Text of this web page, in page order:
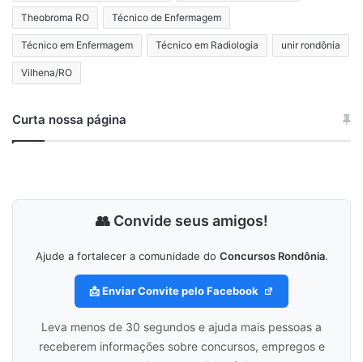
Theobroma RO Técnico de Enfermagem
Técnico em Enfermagem Técnico em Radiologia unir rondônia
Vilhena/RO
Curta nossa página
👥 Convide seus amigos!
Ajude a fortalecer a comunidade do Concursos Rondônia.
📩 Enviar Convite pelo Facebook
Leva menos de 30 segundos e ajuda mais pessoas a
receberem informações sobre concursos, empregos e